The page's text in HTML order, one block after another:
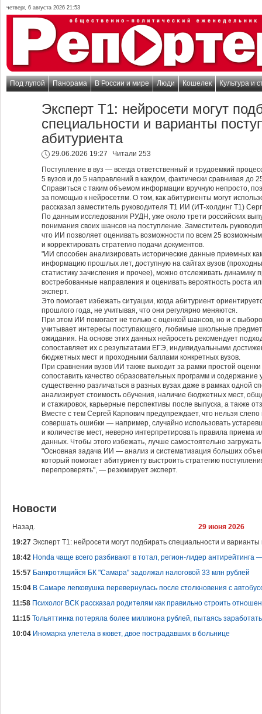
четверг, 6 августа 2026 21:53
Под лупой Панорама В России и мире Люди Кошелек Культура и
Эксперт Т1: нейросети могут
специальности и варианты
абитуриента
29.06.2026 19:27
Читали 253
Поступление в вуз — всегда ответственный и трудоемкий
5 вузов и до 5 направлений в каждом, фактически сравнивая до
Справиться с таким объемом информации вручную непросто,
за помощью к нейросетям. О том, как абитуриенты могут
рассказал заместитель руководителя Т1 ИИ (ИТ-холдинг Т1)
По данным исследования РУДН, уже около трети российских
понимания своих шансов на поступление. Заместитель
что ИИ позволяет оценивать возможности по всем 25
и корректировать стратегию подачи документов.
"ИИ способен анализировать исторические данные приемных
информацию прошлых лет, доступную на сайтах вузов
статистику зачисления и прочее), можно отслеживать динамику
востребованные направления и оценивать вероятность роста
эксперт.
Это помогает избежать ситуации, когда абитуриент
прошлого года, не учитывая, что они регулярно меняются.
При этом ИИ помогает не только с оценкой шансов, но и с
учитывает интересы поступающего, любимые школьные
ожидания. На основе этих данных нейросеть рекомендует
сопоставляет их с результатами ЕГЭ, индивидуальными
бюджетных мест и проходными баллами конкретных вузов.
При сравнении вузов ИИ также выходит за рамки простой
сопоставить качество образовательных программ и
существенно различаться в разных вузах даже в рамках одной
анализирует стоимость обучения, наличие бюджетных мест,
и стажировок, карьерные перспективы после выпуска, а также
Вместе с тем Сергей Карпович предупреждает, что нельзя слепо
совершать ошибки — например, случайно использовать
и количестве мест, неверно интерпретировать правила приема
данных. Чтобы этого избежать, лучше самостоятельно
"Основная задача ИИ — анализ и систематизация больших
который помогает абитуриенту выстроить стратегию
перепроверять", — резюмирует эксперт.
Новости
Назад.
29 июня 2026
19:27 Эксперт Т1: нейросети могут подбирать специальности и
18:42 Honda чаще всего разбивают в тотал, регион-лидер антирейтинга
15:57 Банкротящийся БК "Самара" задолжал налоговой 33 млн рублей
15:04 В Самаре легковушка перевернулась после столкновения с
11:58 Психолог ВСК рассказал родителям как правильно строить
11:15 Тольяттинка потеряла более миллиона рублей, пытаясь заработать
10:04 Иномарка улетела в кювет, двое пострадавших в больнице